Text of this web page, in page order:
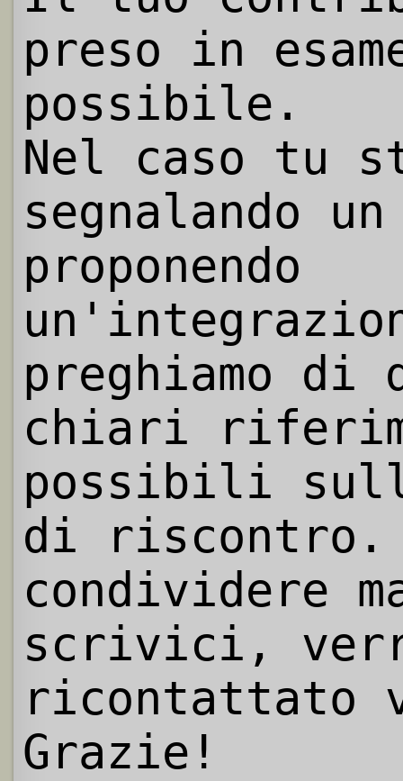
preso in
possibile.
Nel caso tu
segnalando
proponendo
preghiamo
chiari
possibili
di riscontro.
condividere
scrivici,
ricontattato
Grazie!